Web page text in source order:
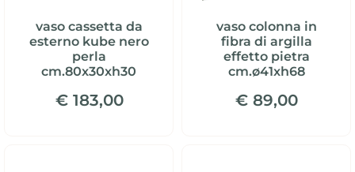
vaso cassetta da
esterno kube nero
perla
cm.80x30xh30
€ 183,00
vaso colonna in
fibra di argilla
effetto pietra
cm.ø41xh68
€ 89,00